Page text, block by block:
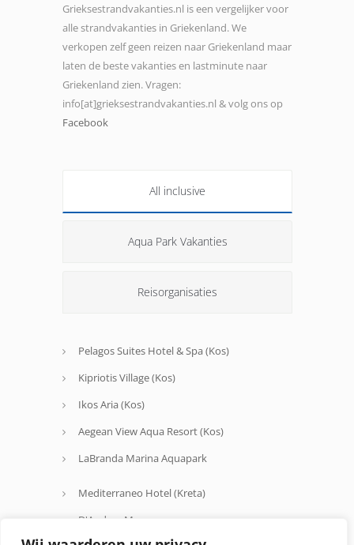
Grieksestrandvakanties.nl is een vergelijker voor
alle strandvakanties in Griekenland. We
verkopen zelf geen reizen naar Griekenland maar
laten de beste vakanties en lastminute naar
Griekenland zien. Vragen:
info[at]grieksestrandvakanties.nl & volg ons op
Facebook
All inclusive
Aqua Park Vakanties
Reisorganisaties
Pelagos Suites Hotel & Spa (Kos)
Kipriotis Village (Kos)
Ikos Aria (Kos)
Aegean View Aqua Resort (Kos)
LaBranda Marina Aquapark
Mediterraneo Hotel (Kreta)
D'Andrea Mare